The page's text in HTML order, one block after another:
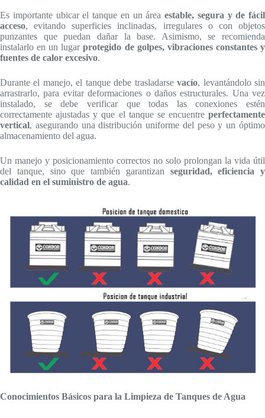
Es importante ubicar el tanque en un área estable, segura y de fácil
acceso, evitando superficies inclinadas, irregulares o con objetos
punzantes que puedan dañar la base. Asimismo, se recomienda
instalarlo en un lugarprotegido de golpes, vibraciones constantes y
fuentes de calor excesivo.
Durante el manejo, el tanque debe trasladarsevacío, levantándolo sin
arrastrarlo, para evitar deformaciones o daños estructurales. Una vez
instalado, se debe verificar que todas las conexiones estén
correctamente ajustadas y que el tanque se encuentre perfectamente
vertical, asegurando una distribución uniforme del peso y un óptimo
almacenamiento del agua.
Un manejo y posicionamiento correctos no solo prolongan la vida útil
del tanque, sino que también garantizan seguridad, eficiencia y
calidad en el suministro de agua.
Conocimientos Básicos para la Limpieza de Tanques de Agua